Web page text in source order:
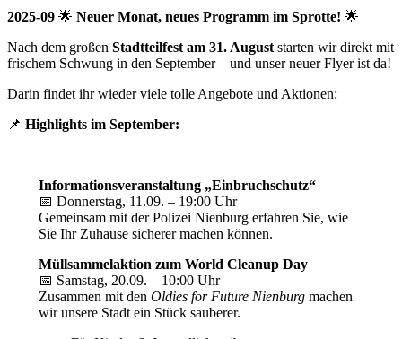
2025-09 🌟 Neuer Monat, neues Programm im Sprotte! 🌟
Nach dem großen Stadtteilfest am 31. August starten wir direkt mit
frischem Schwung in den September – und unser neuer Flyer ist da!
Darin findet ihr wieder viele tolle Angebote und Aktionen:
📌 Highlights im September:
Informationsveranstaltung „Einbruchschutz“
📅 Donnerstag, 11.09. – 19:00 Uhr
Gemeinsam mit der Polizei Nienburg erfahren Sie, wie
Sie Ihr Zuhause sicherer machen können.
Müllsammelaktion zum World Cleanup Day
📅 Samstag, 20.09. – 10:00 Uhr
Zusammen mit den Oldies for Future Nienburgmachen
wir unsere Stadt ein Stück sauberer.